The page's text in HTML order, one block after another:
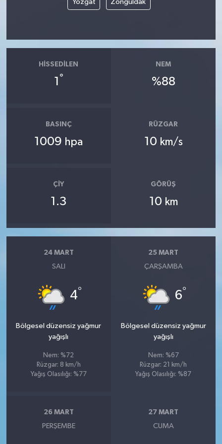
Yozgat Zonguldak
HISSEDILEN
1 °
NEM
%88
BASINÇ
1009 hpa
RÜZGAR
10 km/s
ÇIY
1.3
GÖRÜŞ
10 km
24 MART
SALI
4°
Bölgesel düzensiz yağmur
yağışlı
Nem: %72
Rüzgar: 8 km/h
Yağış Olasılığı: %77
25 MART
ÇARŞAMBA
6°
Bölgesel düzensiz yağmur
yağışlı
Nem: %67
Rüzgar: 21 km/h
Yağış Olasılığı: %87
26 MART
PERŞEMBE
27 MART
CUMA